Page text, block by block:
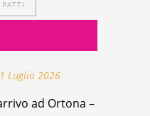
Luglio 2026
ad Ortona –